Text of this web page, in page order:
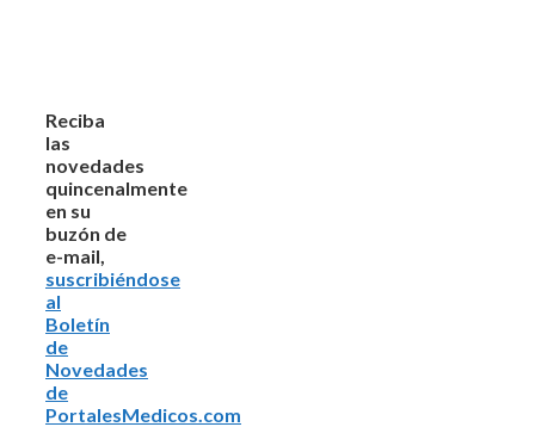
Reciba
las
novedades
quincenalmente
en su
buzón de
e-mail,
suscribiéndose
al
Boletín
de
Novedades
de
PortalesMedicos.com